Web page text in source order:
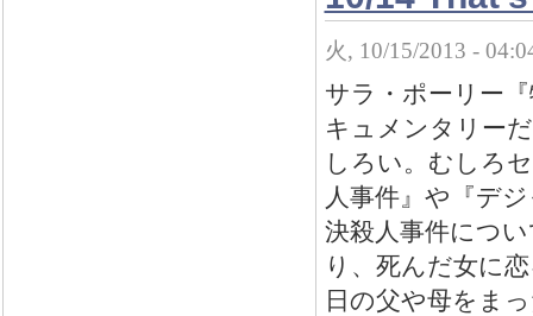
火, 10/15/2013 -
サラ・ポーリー
キュメンタリー
しろい。むしろ
人事件』や『デ
決殺人事件につ
り、死んだ女に
日の父や母をま